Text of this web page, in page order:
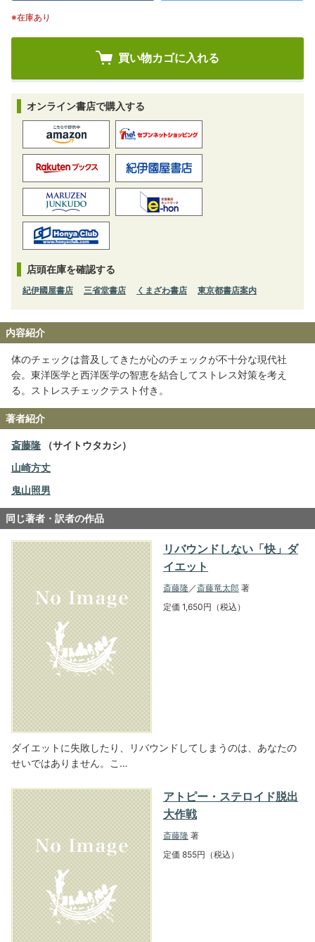
※在庫あり
オンライン書店で購入する
店頭在庫を確認する
紀伊國屋書店 三省堂書店 くまざわ書店 東京都書店案内
内容紹介
体のチェックは普及してきたが心のチェックが不十分な現代社
会。東洋医学と西洋医学の智恵を結合してストレス対策を考え
る。ストレスチェックテスト付き。
著者紹介
斎藤隆 （サイトウタカシ）
山崎方丈
鬼山照男
同じ著者・訳者の作品
リバウンドしない「快」ダ
イエット
斎藤隆 ／斎藤竜太郎 著
定価 1,650円（税込）
ダイエットに失敗したり、リバウンドしてしまうのは、あなたの
せいではありません。こ…
アトピー・ステロイド脱出
大作戦
斎藤隆 著
定価 855円（税込）